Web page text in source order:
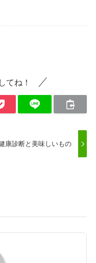
てね！
康診断と美味しいもの